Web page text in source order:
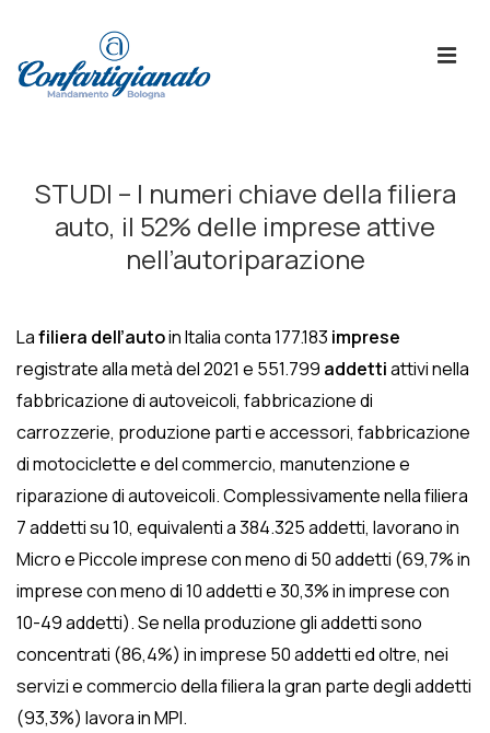
Principale
STUDI – I numeri chiave della filiera
auto, il 52% delle imprese attive
nell’autoriparazione
Lafiliera dell’autoin Italia conta 177.183 imprese
registrate alla metà del 2021 e 551.799 addettiattivi nella
fabbricazione di autoveicoli, fabbricazione di
carrozzerie, produzione parti e accessori, fabbricazione
di motociclette e del commercio, manutenzione e
riparazione di autoveicoli. Complessivamente nella filiera
7 addetti su 10, equivalenti a 384.325 addetti, lavorano in
Micro e Piccole imprese con meno di 50 addetti (69,7% in
imprese con meno di 10 addetti e 30,3% in imprese con
10-49 addetti). Se nella produzione gli addetti sono
concentrati (86,4%) in imprese 50 addetti ed oltre, nei
servizi e commercio della filiera la gran parte degli addetti
(93,3%) lavora in MPI.